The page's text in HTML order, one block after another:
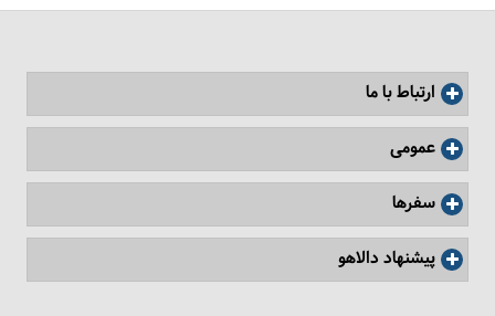
ارتباط با ما
عمومی
سفرها
پیشنهاد دالاهو